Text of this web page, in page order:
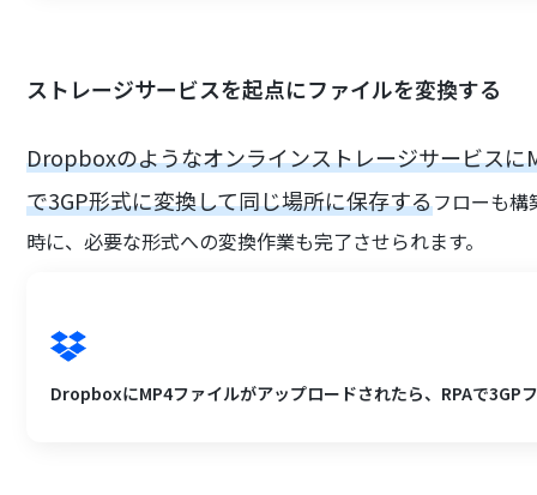
ストレージサービスを起点にファイルを変換する
Dropboxのようなオンラインストレージサービス
で3GP形式に変換して同じ場所に保存するフローも
時に、必要な形式への変換作業も完了させられます。
DropboxにMP4ファイルがアップロードされたら、RPAで3GP